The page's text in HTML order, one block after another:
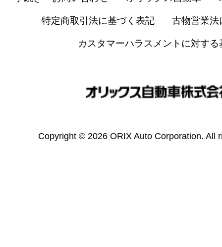
特定商取引法に基づく表記 古物営業法
カスタマーハラスメントに対する
Copyright © 2026 ORIX Auto Corporation. All